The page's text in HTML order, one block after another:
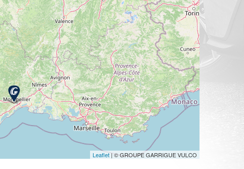
Leaflet | © GROUPE GARRIGUE VULCO